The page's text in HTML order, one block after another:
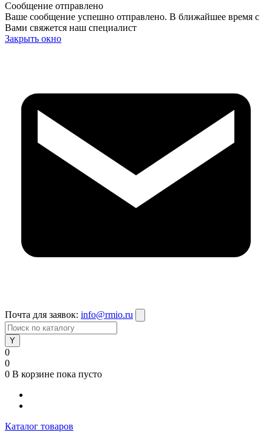
Сообщение отправлено
Ваше сообщение успешно отправлено. В ближайшее время с
Вами свяжется наш специалист
Закрыть окно
Почта для заявок: info@rmio.ru
0
0
0 В корзине пока пусто
Каталог товаров